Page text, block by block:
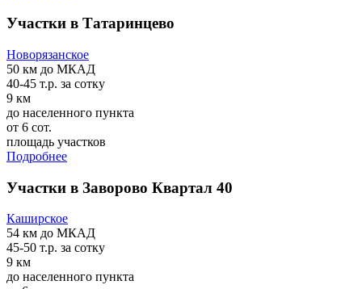
Участки в Татаринцево
Новорязанское
50 км до МКАД
40-45 т.р. за сотку
9 км
до населенного пункта
от 6 сот.
площадь участков
Подробнее
Участки в Заворово Квартал 40
Каширское
54 км до МКАД
45-50 т.р. за сотку
9 км
до населенного пункта